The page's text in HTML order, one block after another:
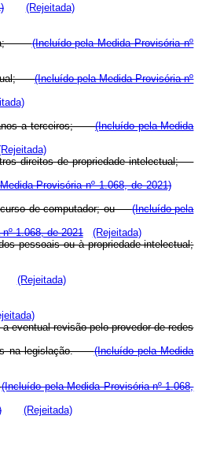
(Rejeitada)
(Incluído pela Medida Provisória nº
(Incluído pela Medida Provisória nº
danos a terceiros;(Incluído pela Medida
direitos de propriedade intelectual;
Provisória nº 1.068, de 2021)
recurso de computador; ou(Incluído pela
1.068, de 2021
(Rejeitada)
pessoais ou à propriedade intelectual;
(Rejeitada)
eventual revisão pelo provedor de redes
na legislação.(Incluído pela Medida
(Incluído pela Medida Provisória nº 1.068,
(Rejeitada)